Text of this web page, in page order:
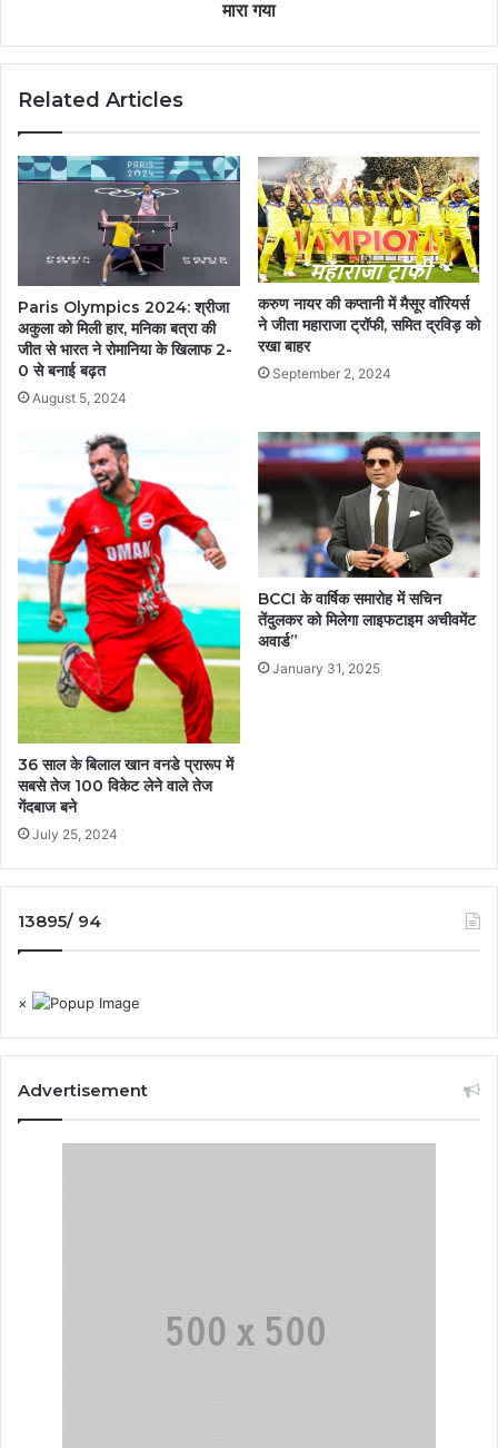
मारा गया
Related Articles
Paris Olympics 2024: श्रीजा
अकुला को मिली हार, मनिका बत्रा की
जीत से भारत ने रोमानिया के खिलाफ 2-
0 से बनाई बढ़त
August 5, 2024
करुण नायर की कप्तानी में मैसूर वॉरियर्स
ने जीता महाराजा ट्रॉफी, समित द्रविड़ को
रखा बाहर
September 2, 2024
36 साल के बिलाल खान वनडे प्रारूप में
सबसे तेज 100 विकेट लेने वाले तेज
गेंदबाज बने
July 25, 2024
BCCI के वार्षिक समारोह में सचिन
तेंदुलकर को मिलेगा लाइफटाइम अचीवमेंट
अवार्ड”
January 31, 2025
13895/ 94
×
Advertisement